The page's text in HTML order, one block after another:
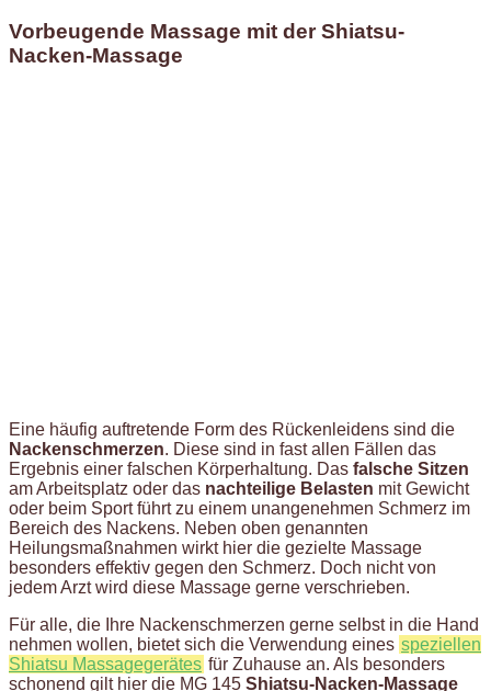
Vorbeugende Massage mit der Shiatsu-
Nacken-Massage
Eine häufig auftretende Form des Rückenleidens sind die
Nackenschmerzen. Diese sind in fast allen Fällen das
Ergebnis einer falschen Körperhaltung. Das falsche Sitzen
am Arbeitsplatz oder das nachteilige Belasten mit Gewicht
oder beim Sport führt zu einem unangenehmen Schmerz im
Bereich des Nackens. Neben oben genannten
Heilungsmaßnahmen wirkt hier die gezielte Massage
besonders effektiv gegen den Schmerz. Doch nicht von
jedem Arzt wird diese Massage gerne verschrieben.
Für alle, die Ihre Nackenschmerzen gerne selbst in die Hand
nehmen wollen, bietet sich die Verwendung eines speziellen
Shiatsu Massagegerätes für Zuhause an. Als besonders
schonend gilt hier die MG 145 Shiatsu-Nacken-Massage